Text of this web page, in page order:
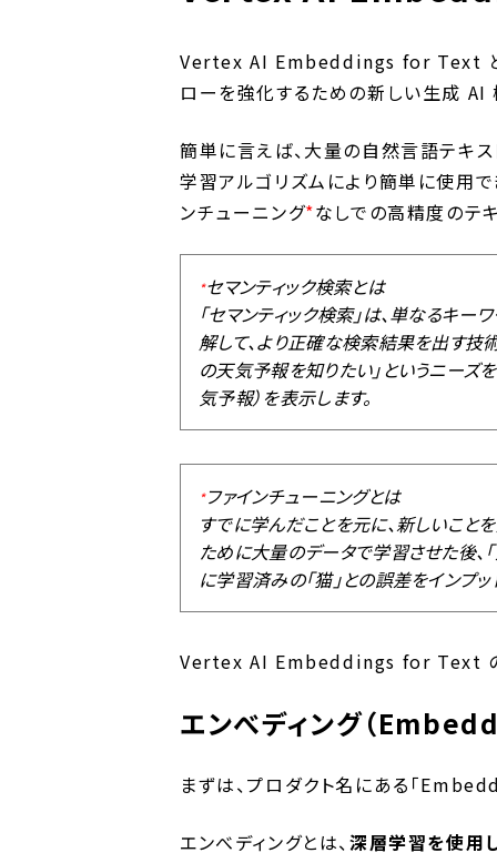
Vertex AI Embeddings for Text と
ローを強化するための新しい生成 AI
簡単に言えば、大量の自然言語テキ
学習アルゴリズムにより簡単に使用で
ンチューニング*なしでの高精度のテ
*セマンティック検索とは
「セマンティック検索」は、単なるキ
解して、より正確な検索結果を出す技術
の天気予報を知りたい」というニーズ
気予報）を表示します。
*ファインチューニングとは
すでに学んだことを元に、新しいこと
ために大量のデータで学習させた後、
に学習済みの「猫」との誤差をインプ
Vertex AI Embeddings for Text の機
エンべディング（
まずは、プロダクト名にある「
エンべディングとは、 深層学習を使用